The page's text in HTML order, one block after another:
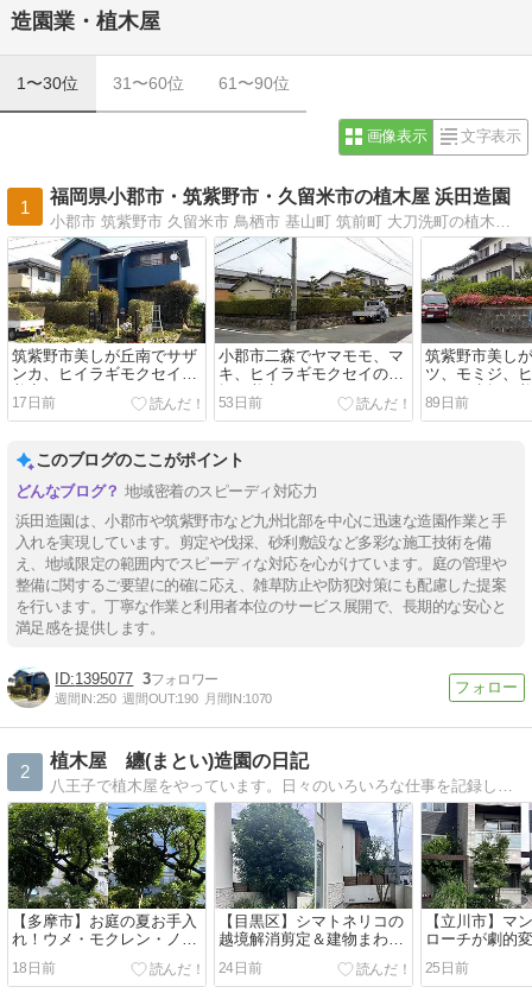
造園業・植木屋
1〜30位 31〜60位 61〜90位
画像表示 文字表示
1
福岡県小郡市・筑紫野市・久留米市の植木屋 浜田造園
筑紫野市美しが丘南でサザ
ンカ、ヒイラギモクセイの
剪定をしました
17日前
小郡市二森でヤマモモ、マ
キ、ヒイラギモクセイの生
垣を剪定しました
53日前
筑紫野市美し
ツ、モミジ、
セイの生垣を
89日前
このブログのここがポイント
地域密着のスピーディ対応力
浜田造園は、小郡市や筑紫野市など九州北部を中心に迅速な造園作業と手
入れを実現しています。剪定や伐採、砂利敷設など多彩な施工技術を備
え、地域限定の範囲内でスピーディな対応を心がけています。庭の管理や
整備に関するご要望に的確に応え、雑草防止や防犯対策にも配慮した提案
を行います。丁寧な作業と利用者本位のサービス展開で、長期的な安心と
満足感を提供します。
1395077 3
週間IN:250 週間OUT:190 月間IN:1070
2
植木屋 纏(まとい)造園の日記
八王子で植木屋をやっています。日々のいろいろな仕事を記録します。
【多摩市】お庭の夏お手入
れ！ウメ・モクレン・ノウ
ゼンカズラの剪定！
18日前
【目黒区】シマトネリコの
越境解消剪定＆建物まわり
の徹底除草でスッキリ！
24日前
【立川市】マ
ローチが劇的
ゴ・ヒメシャ
木刈込!
25日前